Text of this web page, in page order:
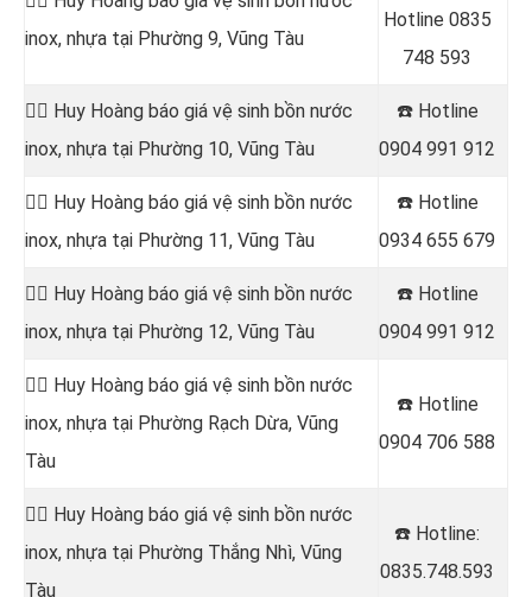
inox, nhựa tại Phường 9, Vũng Tàu
Hotline 0835
748 593
👷‍♂️ Huy Hoàng báo giá vệ sinh bồn nước
inox, nhựa tại Phường 10, Vũng Tàu
☎️ Hotline
0904 991 912
👷‍♂️ Huy Hoàng báo giá vệ sinh bồn nước
inox, nhựa tại Phường 11, Vũng Tàu
☎️ Hotline
0934 655 679
👷‍♂️ Huy Hoàng báo giá vệ sinh bồn nước
inox, nhựa tại Phường 12, Vũng Tàu
☎️ Hotline
0904 991 912
👷‍♂️ Huy Hoàng báo giá vệ sinh bồn nước
inox, nhựa tại Phường Rạch Dừa, Vũng
Tàu
☎️ Hotline
0904 706 588
👷‍♂️ Huy Hoàng báo giá vệ sinh bồn nước
inox, nhựa tại Phường Thắng Nhì, Vũng
Tàu
☎️ Hotline:
0835.748.593